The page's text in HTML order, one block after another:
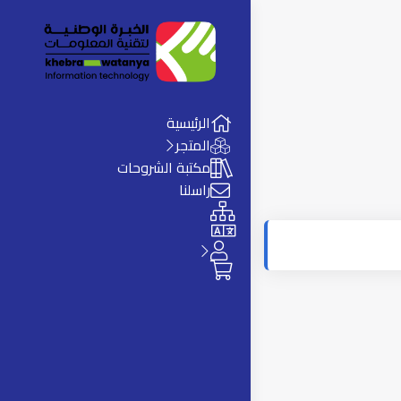
الرئيسية
المتجر
مكتبة الشروحات
راسلنا